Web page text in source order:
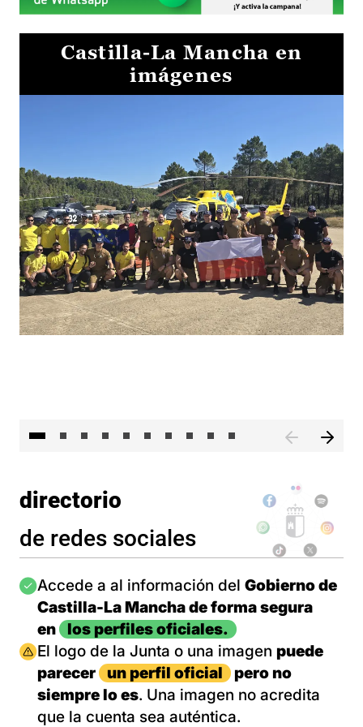
Castilla-La Mancha en
imágenes
directorio
de redes sociales
Imagen
Accede a al información del Gobierno de
Castilla-La Mancha de forma segura
en
los perfiles oficiales.
Imagen
El logo de la Junta o una imagen puede
parecer
un perfil oficial
pero no
siempre lo es. Una imagen no acredita
que la cuenta sea auténtica.